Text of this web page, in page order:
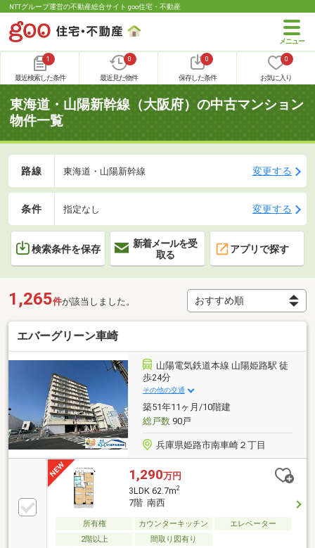
NTTグループ運営の不動産総合サイト goo住宅・不動産
1
最近検索した条件
0
最近見た物件
0
保存した条件
0
お気に入り
東海道・山陽新幹線（大阪府）の中古マンション
物件一覧
路線 東海道・山陽新幹線 変更する
条件 指定なし 変更する
検索条件を保存
新着メールを受
取る
アプリで探す
1,265件が該当しました。
エバーグリーン車崎
山陽電気鉄道本線 山陽姫路駅 徒
歩24分
その他の交通
築51年11ヶ月/10階建
総戸数90戸
兵庫県姫路市南車崎２丁目
1,290万円
3LDK 62.7m2
7階 南西
所有権 カウンターキッチン
エレベーター
2階以上
間取り図有り